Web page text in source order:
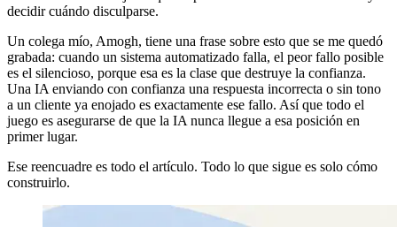
decidir cuándo disculparse.
Un colega mío, Amogh, tiene una frase sobre esto que se me quedó
grabada: cuando un sistema automatizado falla, el peor fallo posible
es el silencioso, porque esa es la clase que destruye la confianza.
Una IA enviando con confianza una respuesta incorrecta o sin tono
a un cliente ya enojado es exactamente ese fallo. Así que todo el
juego es asegurarse de que la IA nunca llegue a esa posición en
primer lugar.
Ese reencuadre es todo el artículo. Todo lo que sigue es solo cómo
construirlo.